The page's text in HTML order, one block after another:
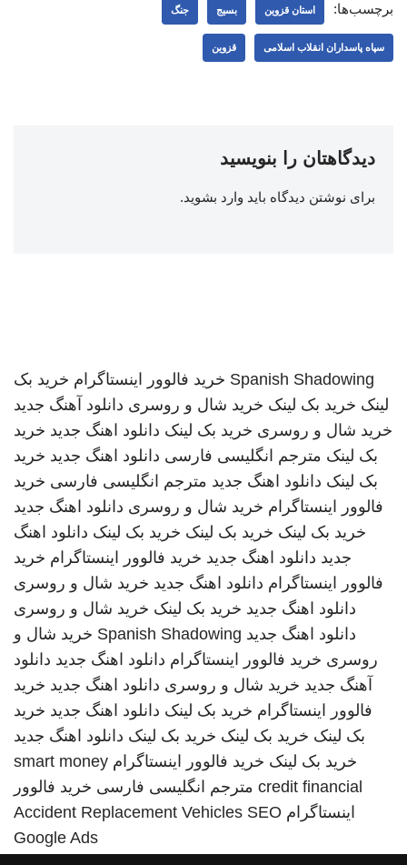
برچسب‌ها: استان قزوین بسیج جنگ
سپاه پاسداران انقلاب اسلامی قزوین
دیدگاهتان را بنویسید
برای نوشتن دیدگاه باید وارد بشوید.
Spanish Shadowing خرید فالوور اینستاگرام خرید بک
لینک خرید بک لینک خرید شال و روسری دانلود آهنگ جدید
خرید شال و روسری خرید بک لینک دانلود اهنگ جدید خرید
بک لینک مترجم انگلیسی فارسی دانلود اهنگ جدید خرید
بک لینک دانلود اهنگ جدید مترجم انگلیسی فارسی خرید
فالوور اینستاگرام خرید شال و روسری دانلود اهنگ جدید
خرید بک لینک خرید بک لینک خرید بک لینک دانلود اهنگ
جدید دانلود اهنگ جدید خرید فالوور اینستاگرام خرید
فالوور اینستاگرام دانلود اهنگ جدید خرید شال و روسری
دانلود اهنگ جدید خرید بک لینک خرید شال و روسری
دانلود اهنگ جدید Spanish Shadowing خرید شال و
روسری خرید فالوور اینستاگرام دانلود اهنگ جدید دانلود
آهنگ جدید خرید شال و روسری دانلود اهنگ جدید خرید
فالوور اینستاگرام خرید بک لینک دانلود اهنگ جدید خرید
بک لینک خرید بک لینک خرید بک لینک دانلود اهنگ جدید
خرید بک لینک خرید فالوور اینستاگرام smart money
credit financial مترجم انگلیسی فارسی خرید فالوور
اینستاگرام
Accident Replacement Vehicles SEO
Google Ads